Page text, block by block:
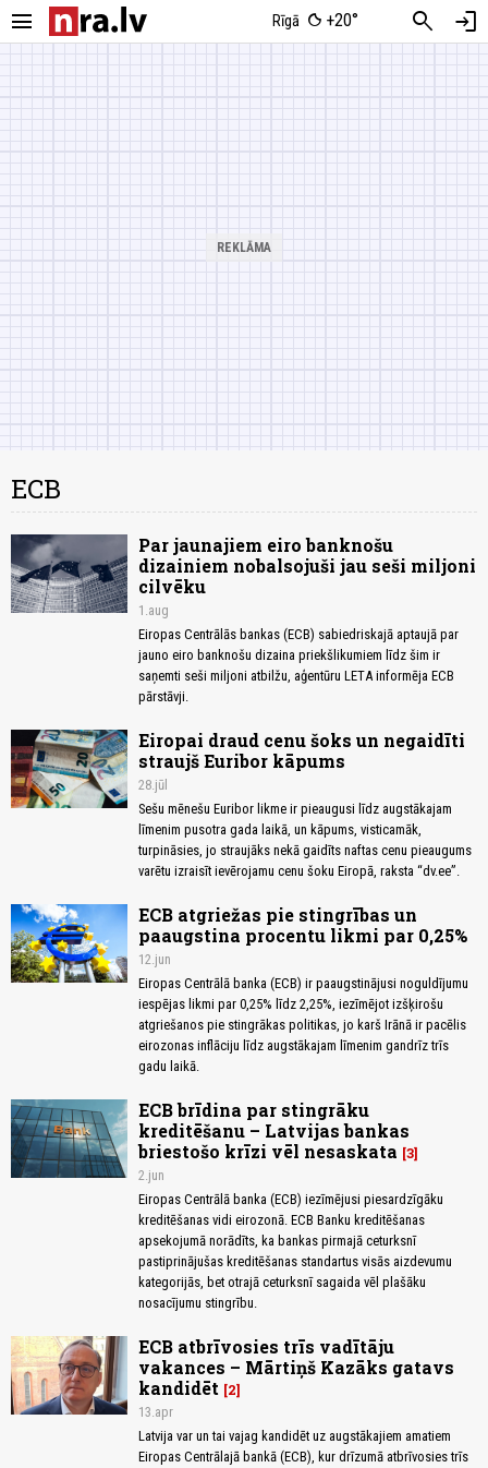
menu Rīgā +20° search login
ECB
Par jaunajiem eiro banknošu
dizainiem nobalsojuši jau seši miljoni
cilvēku
1.aug
Eiropas Centrālās bankas (ECB) sabiedriskajā aptaujā par
jauno eiro banknošu dizaina priekšlikumiem līdz šim ir
saņemti seši miljoni atbilžu, aģentūru LETA informēja ECB
pārstāvji.
Eiropai draud cenu šoks un negaidīti
straujš Euribor kāpums
28.jūl
Sešu mēnešu Euribor likme ir pieaugusi līdz augstākajam
līmenim pusotra gada laikā, un kāpums, visticamāk,
turpināsies, jo straujāks nekā gaidīts naftas cenu pieaugums
varētu izraisīt ievērojamu cenu šoku Eiropā, raksta “dv.ee”.
ECB atgriežas pie stingrības un
paaugstina procentu likmi par 0,25%
12.jun
Eiropas Centrālā banka (ECB) ir paaugstinājusi noguldījumu
iespējas likmi par 0,25% līdz 2,25%, iezīmējot izšķirošu
atgriešanos pie stingrākas politikas, jo karš Irānā ir pacēlis
eirozonas inflāciju līdz augstākajam līmenim gandrīz trīs
gadu laikā.
ECB brīdina par stingrāku
kreditēšanu – Latvijas bankas
briestošo krīzi vēl nesaskata 3
2.jun
Eiropas Centrālā banka (ECB) iezīmējusi piesardzīgāku
kreditēšanas vidi eirozonā. ECB Banku kreditēšanas
apsekojumā norādīts, ka bankas pirmajā ceturksnī
pastiprinājušas kreditēšanas standartus visās aizdevumu
kategorijās, bet otrajā ceturksnī sagaida vēl plašāku
nosacījumu stingrību.
ECB atbrīvosies trīs vadītāju
vakances – Mārtiņš Kazāks gatavs
kandidēt 2
13.apr
Latvija var un tai vajag kandidēt uz augstākajiem amatiem
Eiropas Centrālajā bankā (ECB), kur drīzumā atbrīvosies trīs